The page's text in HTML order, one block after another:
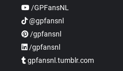
/GPFansNL
@gpfansnl
/gpfansnl
/gpfansnl
gpfansnl.tumblr.com